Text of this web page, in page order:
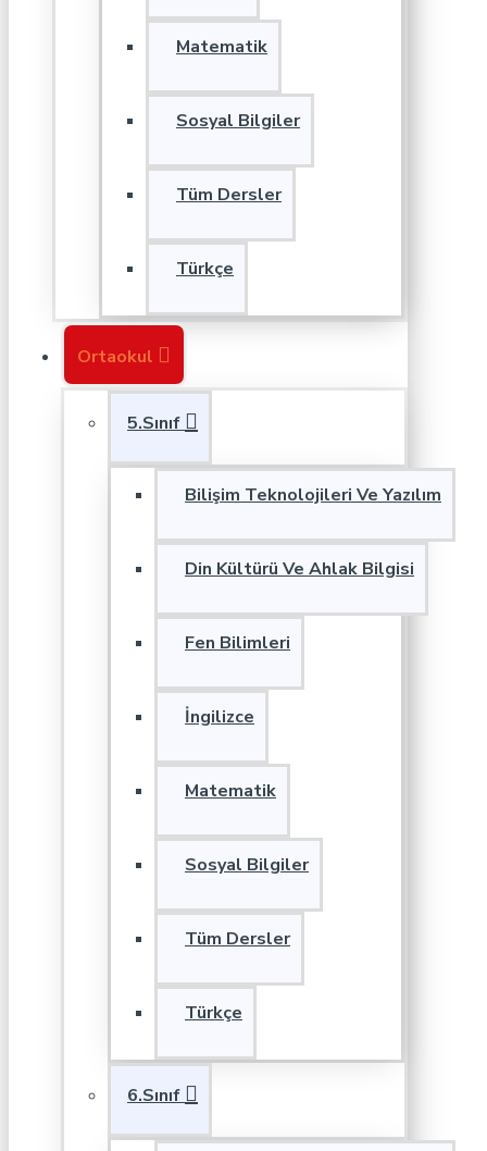
Matematik
Sosyal Bilgiler
Tüm Dersler
Türkçe
Ortaokul
5.Sınıf
Bilişim Teknolojileri Ve Yazılım
Din Kültürü Ve Ahlak Bilgisi
Fen Bilimleri
İngilizce
Matematik
Sosyal Bilgiler
Tüm Dersler
Türkçe
6.Sınıf